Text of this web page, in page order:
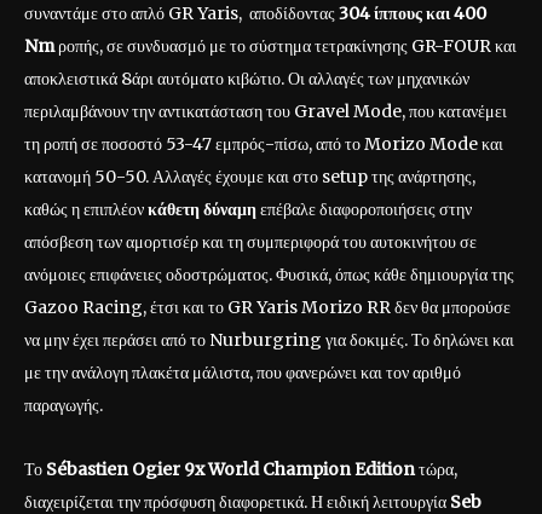
συναντάμε στο απλό GR Yaris, αποδίδοντας 304 ίππους και 400
Nmροπής, σε συνδυασμό με το σύστημα τετρακίνησης GR-FOUR και
αποκλειστικά 8άρι αυτόματο κιβώτιο. Οι αλλαγές των μηχανικών
περιλαμβάνουν την αντικατάσταση του Gravel Mode, που κατανέμει
τη ροπή σε ποσοστό 53-47 εμπρός-πίσω, από το Morizo Mode και
κατανομή 50-50. Αλλαγές έχουμε και στο setup της ανάρτησης,
καθώς η επιπλέονκάθετη δύναμηεπέβαλε διαφοροποιήσεις στην
απόσβεση των αμορτισέρ και τη συμπεριφορά του αυτοκινήτου σε
ανόμοιες επιφάνειες οδοστρώματος. Φυσικά, όπως κάθε δημιουργία της
Gazoo Racing, έτσι και το GR Yaris Morizo RR δεν θα μπορούσε
να μην έχει περάσει από το Nurburgring για δοκιμές. Το δηλώνει και
με την ανάλογη πλακέτα μάλιστα, που φανερώνει και τον αριθμό
παραγωγής.
Το Sébastien Ogier 9x World Champion Editionτώρα,
διαχειρίζεται την πρόσφυση διαφορετικά. Η ειδική λειτουργία Seb